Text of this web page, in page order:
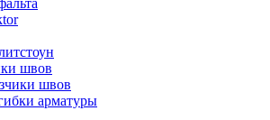
швов
швов
арматуры